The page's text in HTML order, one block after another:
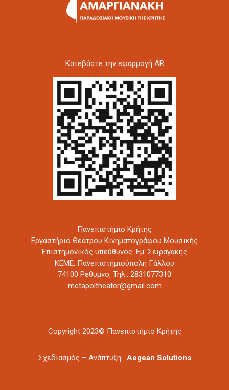
Kατεβάστε την εφαρμογή AR
Πανεπιστήμιο Κρήτης
Εργαστήριο Θεάτρου Κινηματογράφου Μουσικής
Επιστημονικός υπεύθυνος: Εμ. Σειραγάκης
ΚΕΜΕ, Πανεπιστημιούπολη Γάλλου
74100 Ρέθυμνο, Τηλ.: 2831077310
metapoltheater@gmail.com
Copyright 2023© Πανεπιστήμιο Κρήτης
Σχεδιασμός – Ανάπτυξη: Aegean Solutions